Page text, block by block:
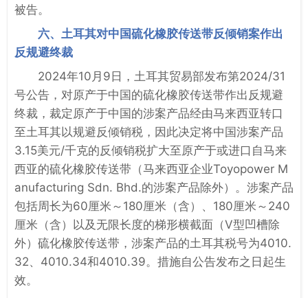
被告。
六、土耳其对中国硫化橡胶传送带反倾销案作出
反规避终裁
2024年10月9日，土耳其贸易部发布第2024/31
号公告，对原产于中国的硫化橡胶传送带作出反规避
终裁，裁定原产于中国的涉案产品经由马来西亚转口
至土耳其以规避反倾销税，因此决定将中国涉案产品
3.15美元/千克的反倾销税扩大至原产于或进口自马来
西亚的硫化橡胶传送带（马来西亚企业Toyopower M
anufacturing Sdn. Bhd.的涉案产品除外）。涉案产品
包括周长为60厘米～180厘米（含）、180厘米～240
厘米（含）以及无限长度的梯形横截面（V型凹槽除
外）硫化橡胶传送带，涉案产品的土耳其税号为4010.
32、4010.34和4010.39。措施自公告发布之日起生
效。